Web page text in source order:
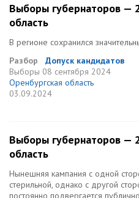
Выборы губернаторов —
область
В регионе сохранился
Разбор
Допуск кандидатов
Выборы 08 сентября 2024
Оренбургская область
03.09.2024
Выборы губернаторов —
область
Нынешняя кампания с одной
стерильной, однако с другой
постоянно подвергается